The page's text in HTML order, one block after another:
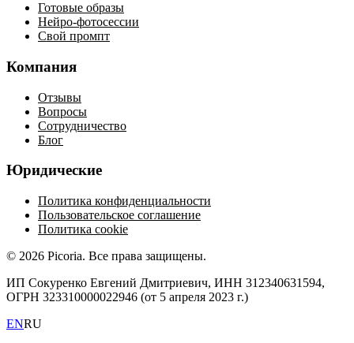
Готовые образы
Нейро-фотосессии
Свой промпт
Компания
Отзывы
Вопросы
Сотрудничество
Блог
Юридические
Политика конфиденциальности
Пользовательское соглашение
Политика cookie
© 2026 Picoria. Все права защищены.
ИП Сокуренко Евгений Дмитриевич, ИНН 312340631594,
ОГРН 323310000022946 (от 5 апреля 2023 г.)
ENRU